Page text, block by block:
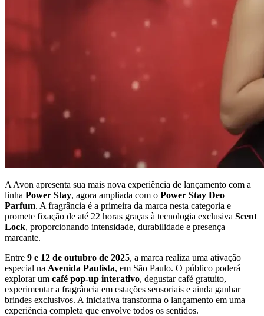
A Avon apresenta sua mais nova experiência de lançamento com a
linha Power Stay, agora ampliada com o Power Stay Deo
Parfum. A fragrância é a primeira da marca nesta categoria e
promete fixação de até 22 horas graças à tecnologia exclusiva Scent
Lock, proporcionando intensidade, durabilidade e presença
marcante.
Entre 9 e 12 de outubro de 2025, a marca realiza uma ativação
especial na Avenida Paulista, em São Paulo. O público poderá
explorar um café pop-up interativo, degustar café gratuito,
experimentar a fragrância em estações sensoriais e ainda ganhar
brindes exclusivos. A iniciativa transforma o lançamento em uma
experiência completa que envolve todos os sentidos.